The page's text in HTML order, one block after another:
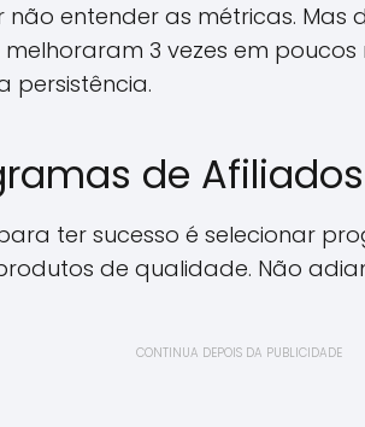
entender as métricas. Mas
3 vezes em poucos
persistência.
de
ter sucesso é selecionar
de qualidade. Não
CONTINUA DEPOIS DA PUBLICIDADE